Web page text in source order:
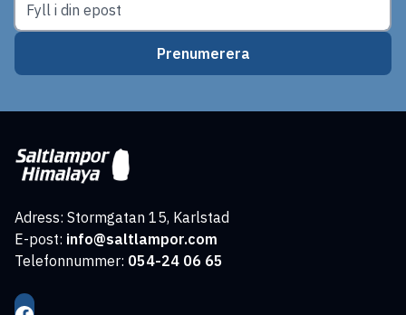
Prenumerera
Adress: Stormgatan 15, Karlstad
E-post: info@saltlampor.com
Telefonnummer: 054-24 06 65